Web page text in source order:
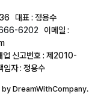
대표 : 정용수
6202 이메일 :
신고번호 : 제2010-
자 : 정용수
DreamWithCompany.